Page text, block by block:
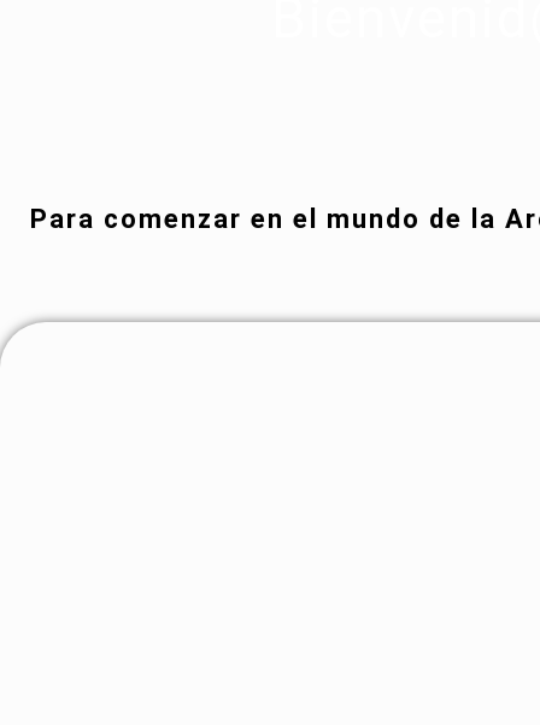
Para comenzar en el mundo de la